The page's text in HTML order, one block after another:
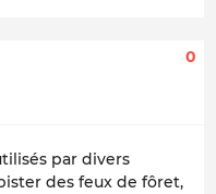
0
par divers
des feux de fôret,